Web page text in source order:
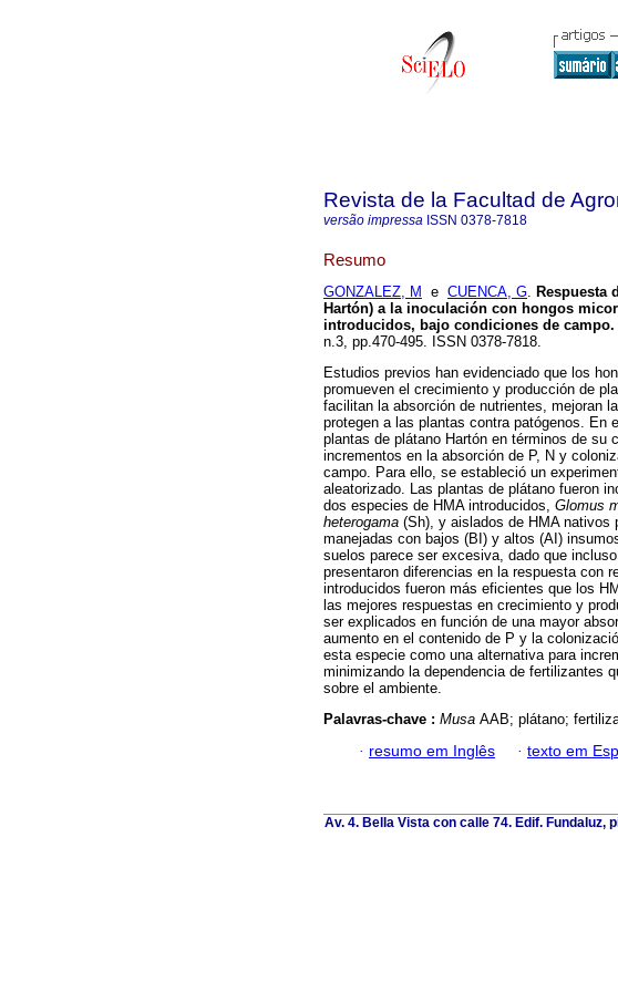
Revista de la Facultad de
versão impressa ISSN 0378-7818
Resumo
GONZALEZ, M e CUENCA, G. Respuesta
Hartón) a la inoculación con hongos
introducidos, bajo condiciones de campo.
n.3, pp.470-495. ISSN 0378-7818.
Estudios previos han evidenciado que los
promueven el crecimiento y producción de
facilitan la absorción de nutrientes, mejoran
protegen a las plantas contra patógenos. En
plantas de plátano Hartón en términos de su
incrementos en la absorción de P, N y
campo. Para ello, se estableció un
aleatorizado. Las plantas de plátano fueron
dos especies de HMA introducidos, Glomus
heterogama (Sh), y aislados de HMA nativos
manejadas con bajos (BI) y altos (AI)
suelos parece ser excesiva, dado que
presentaron diferencias en la respuesta con
introducidos fueron más eficientes que los
las mejores respuestas en crecimiento y
ser explicados en función de una mayor
aumento en el contenido de P y la
esta especie como una alternativa para
minimizando la dependencia de fertilizantes
sobre el ambiente.
Palavras-chave : Musa AAB; plátano;
· resumo em Inglês · texto em
Av. 4. Bella Vista con calle 74. Edif. Fundaluz,